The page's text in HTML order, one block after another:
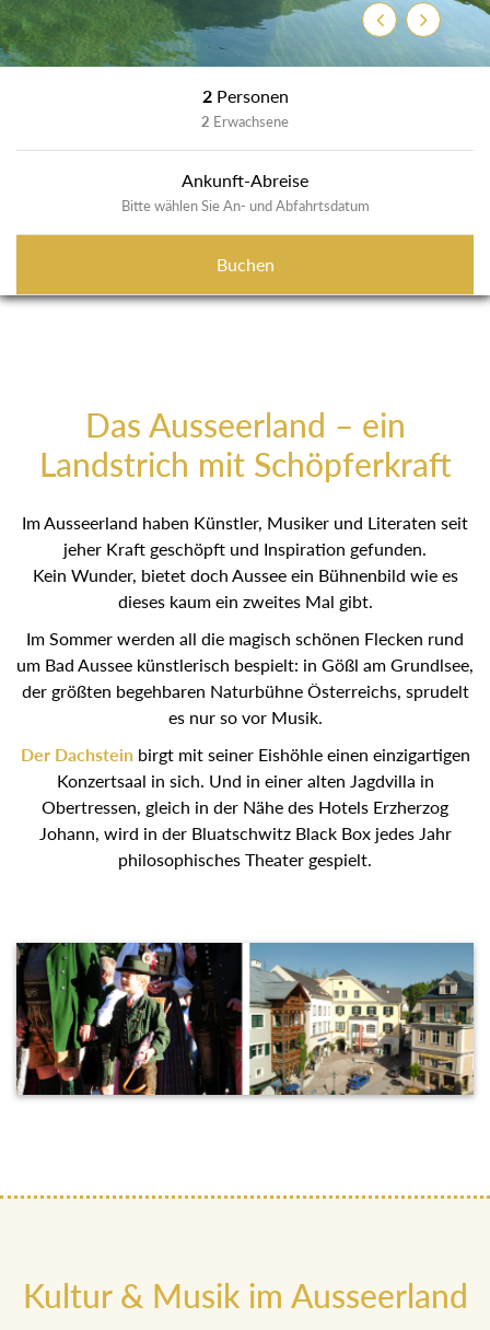
ZurückWeiter
2 Personen
2 Erwachsene
Ankunft-Abreise
Bitte wählen Sie An- und Abfahrtsdatum
Buchen
Das Ausseerland – ein
Landstrich mit Schöpferkraft
Im Ausseerland haben Künstler, Musiker und Literaten seit
jeher Kraft geschöpft und Inspiration gefunden.
Kein Wunder, bietet doch Aussee ein Bühnenbild wie es
dieses kaum ein zweites Mal gibt.
Im Sommer werden all die magisch schönen Flecken rund
um Bad Aussee künstlerisch bespielt: in Gößl am Grundlsee,
der größten begehbaren Naturbühne Österreichs, sprudelt
es nur so vor Musik.
Der Dachstein birgt mit seiner Eishöhle einen einzigartigen
Konzertsaal in sich. Und in einer alten Jagdvilla in
Obertressen, gleich in der Nähe des Hotels Erzherzog
Johann, wird in der Bluatschwitz Black Box jedes Jahr
philosophisches Theater gespielt.
Kultur & Musik im Ausseerland